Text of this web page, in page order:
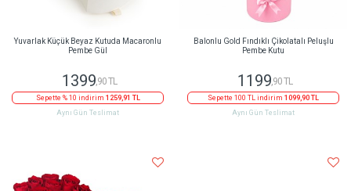
Yuvarlak Küçük Beyaz Kutuda Macaronlu
Pembe Gül
1399,90 TL
Sepette % 10 indirim 1259,91 TL
Aynı Gün Teslimat
Balonlu Gold Fındıklı Çikolatalı Peluşlu
Pembe Kutu
1199,90 TL
Sepette 100 TL indirim 1099,90 TL
Aynı Gün Teslimat